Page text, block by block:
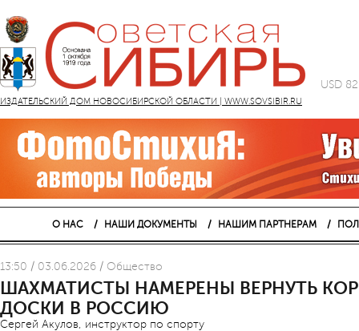
ИЗДАТЕЛЬСКИЙ ДОМ НОВОСИБИРСКОЙ ОБЛАСТИ | WWW.SOVSIBIR.RU
USD
О НАС НАШИ ДОКУМЕНТЫ НАШИМ ПАРТНЕРАМ
13:50 / 03.06.2026 / Общество
ШАХМАТИСТЫ НАМЕРЕНЫ ВЕРНУТЬ
ДОСКИ В РОССИЮ
Сергей Акулов, инструктор по спорту